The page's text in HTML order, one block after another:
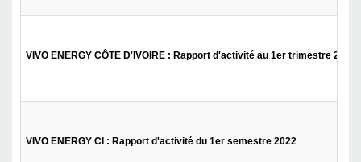
VIVO ENERGY CÔTE D'IVOIRE : Rapport d'activité au 1er trimestre 2023
VIVO ENERGY CI : Rapport d'activité du 1er semestre 2022